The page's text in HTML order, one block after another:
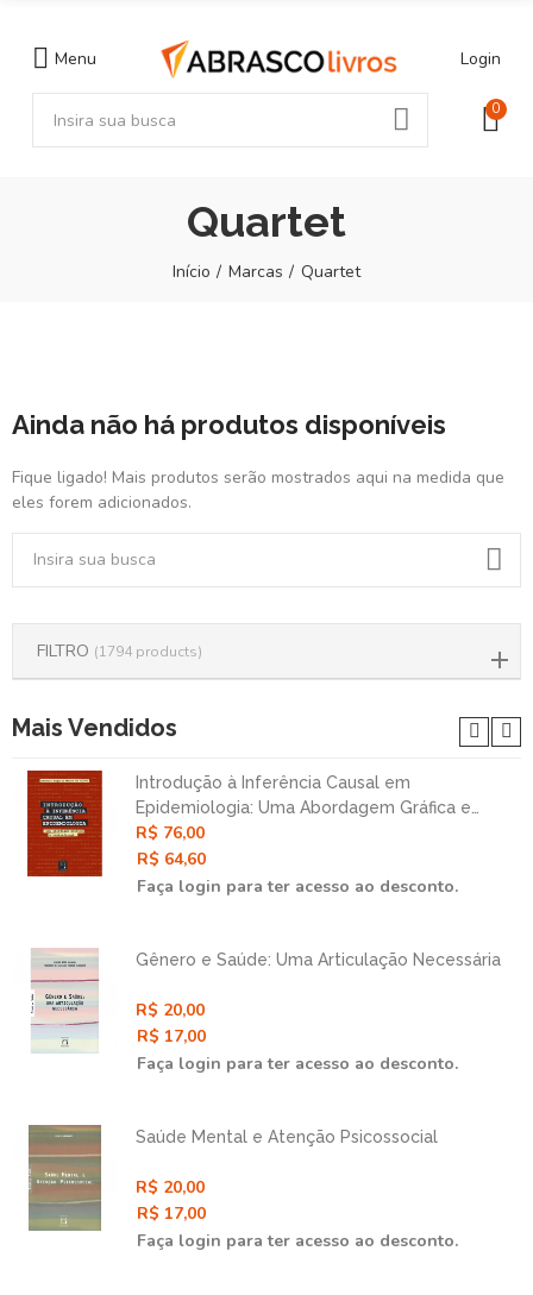
Menu Login
0
Quartet
Início Marcas Quartet
Ainda não há produtos disponíveis
Fique ligado! Mais produtos serão mostrados aqui na medida que
eles forem adicionados.
FILTRO (1794 products)
Mais Vendidos
Introdução à Inferência Causal em
Epidemiologia: Uma Abordagem Gráfica e
Contrafatual
R$ 76,00
R$ 64,60
Faça login para ter acesso ao desconto.
Gênero e Saúde: Uma Articulação Necessária
R$ 20,00
R$ 17,00
Faça login para ter acesso ao desconto.
Saúde Mental e Atenção Psicossocial
R$ 20,00
R$ 17,00
Faça login para ter acesso ao desconto.